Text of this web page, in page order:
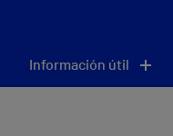
Información útil